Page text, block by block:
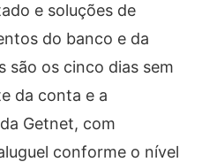
e soluções de
do banco e da
são os cinco dias sem
da conta e a
Getnet, com
conforme o nível